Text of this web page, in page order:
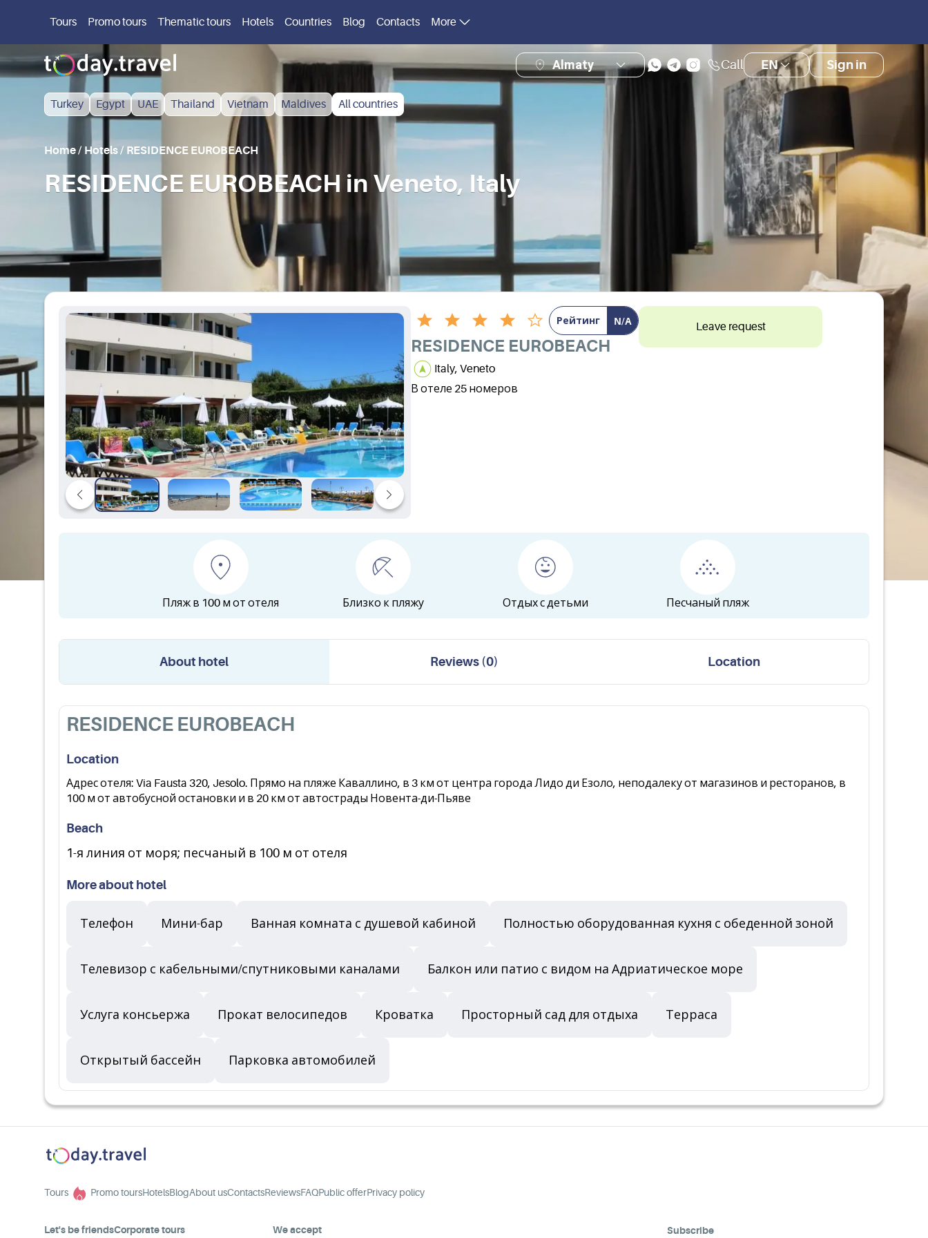
Tours Promo tours Thematic tours Hotels Countries Blog Contacts More
Almaty Call EN Sign in
Turkey Egypt UAE Thailand Vietnam Maldives All countries
Home/ Hotels/ RESIDENCE EUROBEACH
RESIDENCE EUROBEACH in Veneto, Italy
Рейтинг N/A
RESIDENCE EUROBEACH
Italy, Veneto
В отеле 25 номеров
Leave request
Пляж в 100 м от отеля Близко к пляжу Отдых с детьми Песчаный пляж
About hotel Reviews(0) Location
RESIDENCE EUROBEACH
Location
Адрес отеля: Via Fausta 320, Jesolo. Прямо на пляже Каваллино, в 3 км от центра города Лидо ди Езоло, неподалеку от магазинов и ресторанов, в
100 м от автобусной остановки и в 20 км от автострады Новента-ди-Пьяве
Beach
1-я линия от моря; песчаный в 100 м от отеля
More about hotel
Телефон Мини-бар Ванная комната с душевой кабиной Полностью оборудованная кухня с обеденной зоной
Телевизор с кабельными/спутниковыми каналами Балкон или патио с видом на Адриатическое море
Услуга консьержа Прокат велосипедов Кроватка Просторный сад для отдыха Терраса
Открытый бассейн Парковка автомобилей
Tours Promo toursHotelsBlogAbout usContactsReviewsFAQPublic offerPrivacy policy
Let's be friendsCorporate tours We accept Subscribe